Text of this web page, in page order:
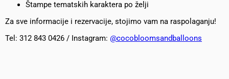
Štampe tematskih karaktera po želji
Za sve informacije i rezervacije, stojimo vam na raspolaganju!
Tel: 312 843 0426 / Instagram: @cocobloomsandballoons